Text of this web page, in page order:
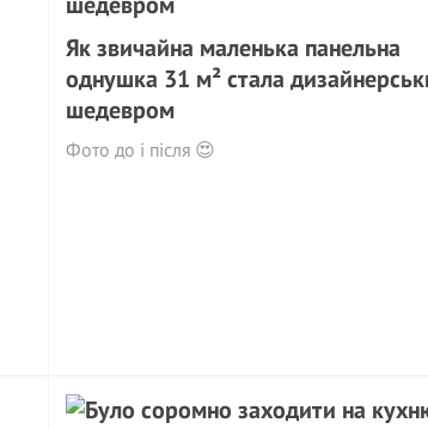
Як звичайна маленька панельна
однушка 31 м² стала
шедевром
Фото до і після 😍